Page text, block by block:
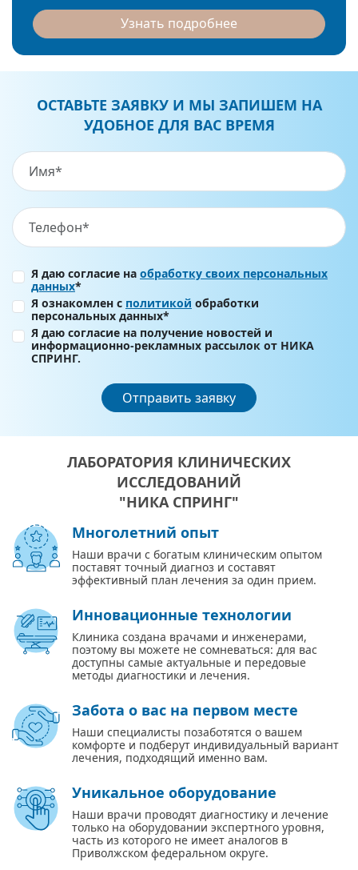
Узнать подробнее
ОСТАВЬТЕ ЗАЯВКУ И МЫ ЗАПИШЕМ НА
УДОБНОЕ ДЛЯ ВАС ВРЕМЯ
Я даю согласие на обработку своих персональных
данных*
Я ознакомлен с политикой обработки
персональных данных*
Я даю согласие на получение новостей и
информационно-рекламных рассылок от НИКА
СПРИНГ.
Отправить заявку
ЛАБОРАТОРИЯ КЛИНИЧЕСКИХ
ИССЛЕДОВАНИЙ
"НИКА СПРИНГ"
Многолетний опыт
Наши врачи с богатым клиническим опытом
поставят точный диагноз и составят
эффективный план лечения за один прием.
Инновационные технологии
Клиника создана врачами и инженерами,
поэтому вы можете не сомневаться: для вас
доступны самые актуальные и передовые
методы диагностики и лечения.
Забота о вас на первом месте
Наши специалисты позаботятся о вашем
комфорте и подберут индивидуальный вариант
лечения, подходящий именно вам.
Уникальное оборудование
Наши врачи проводят диагностику и лечение
только на оборудовании экспертного уровня,
часть из которого не имеет аналогов в
Приволжском федеральном округе.